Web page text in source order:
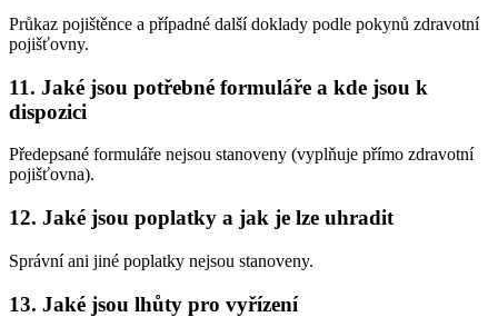
Průkaz pojištěnce a případné další doklady podle pokynů zdravotní
pojišťovny.
11. Jaké jsou potřebné formuláře a kde jsou k
dispozici
Předepsané formuláře nejsou stanoveny (vyplňuje přímo zdravotní
pojišťovna).
12. Jaké jsou poplatky a jak je lze uhradit
Správní ani jiné poplatky nejsou stanoveny.
13. Jaké jsou lhůty pro vyřízení